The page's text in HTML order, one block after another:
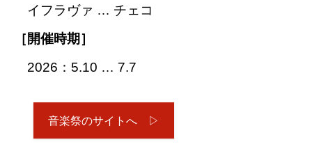
イフラヴァ … チェコ
［開催時期］
2026：5.10 … 7.7
音楽祭のサイトへ ▷